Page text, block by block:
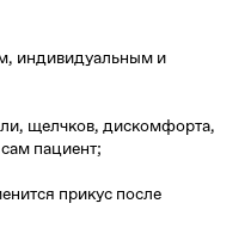
индивидуальным и
щелчков, дискомфорта,
пациент;
прикус после